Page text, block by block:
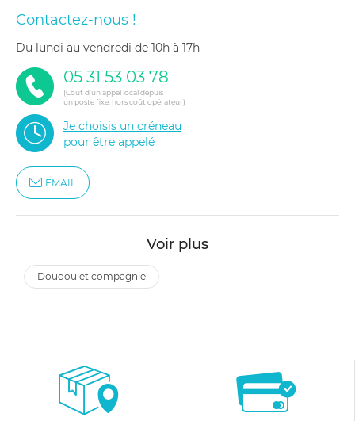
Contactez-nous !
du lundi au vendredi de 10h à 17h
05 31 53 03 78
(Coût d'un appel local depuis
un poste fixe, hors coût opérateur)
Je choisis un créneau
pour être appelé
EMAIL
Voir plus
doudou et compagnie